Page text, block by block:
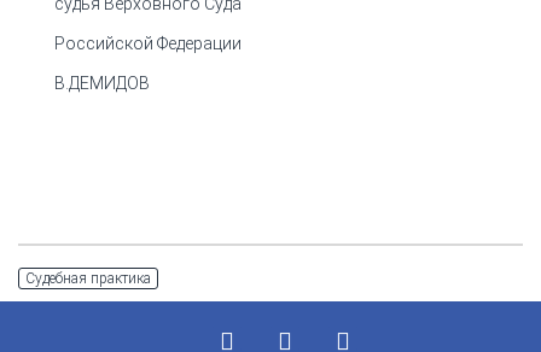
Российской Федерации
В.ДЕМИДОВ
Судебная практика